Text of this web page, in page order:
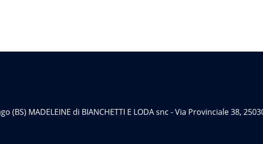
MADELEINE di BIANCHETTI E LODA snc - Via Provinciale 38,